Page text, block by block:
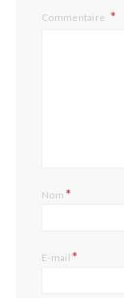
Commentaire
Nom*
E-mail*